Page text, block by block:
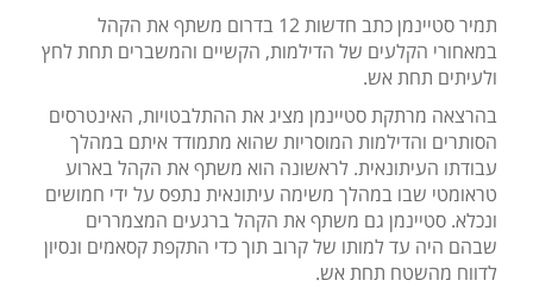
תמיר סטיינמן כתב חדשות 12 בדרום משתף את הקהל
במאחורי הקלעים של הדילמות, הקשיים והמשברים תחת לחץ
ולעיתים תחת אש.
בהרצאה מרתקת סטיינמן מציג את ההתלבטויות, האינטרסים
הסותרים והדילמות המוסריות שהוא מתמודד איתם במהלך
עבודתו העיתונאית. לראשונה הוא משתף את הקהל בארוע
טראומטי שבו במהלך משימה עיתונאית נתפס על ידי חמושים
ונכלא. סטיינמן גם משתף את הקהל ברגעים המצמררים
שבהם היה עד למותו של קרוב תוך כדי התקפת קסאמים ונסיון
לדווח מהשטח תחת אש.